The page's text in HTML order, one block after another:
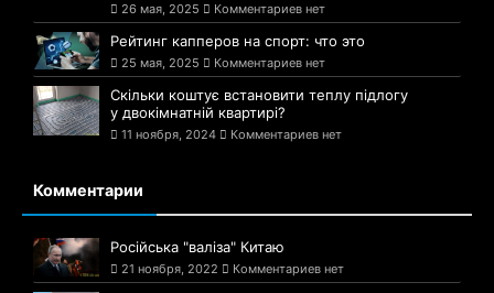
26 мая, 2025 Комментариев нет
Рейтинг капперов на спорт: что это
25 мая, 2025 Комментариев нет
Скільки коштує встановити теплу підлогу
у двокімнатній квартирі?
11 ноября, 2024 Комментариев нет
Комментарии
Російська "валіза" Китаю
21 ноября, 2022 Комментариев нет